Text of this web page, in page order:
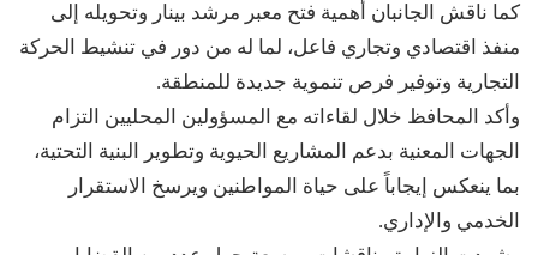
كما ناقش الجانبان أهمية فتح معبر مرشد بينار وتحويله إلى
منفذ اقتصادي وتجاري فاعل، لما له من دور في تنشيط الحركة
التجارية وتوفير فرص تنموية جديدة للمنطقة.
وأكد المحافظ خلال لقاءاته مع المسؤولين المحليين التزام
الجهات المعنية بدعم المشاريع الحيوية وتطوير البنية التحتية،
بما ينعكس إيجاباً على حياة المواطنين ويرسخ الاستقرار
الخدمي والإداري.